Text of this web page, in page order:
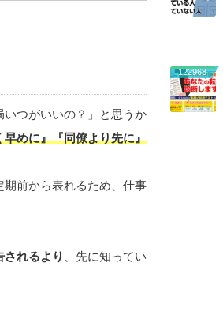
つがいいの？」と思うか
めに』『同僚より先に』
前から表れるため、仕事
れるより
、先に知ってい
122968